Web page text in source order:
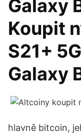
Galaxy
Koupit
S21+
Galaxy
hlavně bitcoin,